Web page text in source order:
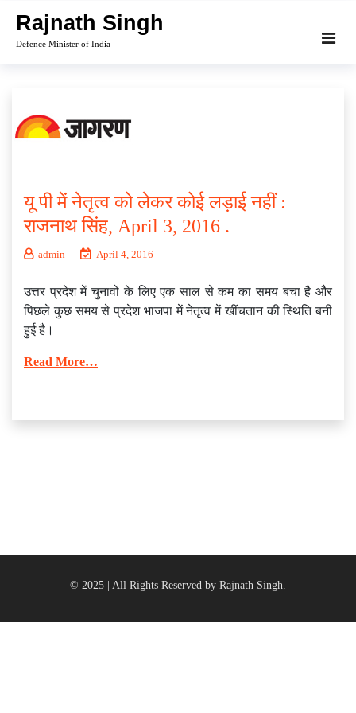
content
Rajnath Singh
Defence Minister of India
यू पी में नेतृत्व को लेकर कोई लड़ाई नहीं :
राजनाथ सिंह, April 3, 2016 .
admin April 4, 2016
उत्तर प्रदेश में चुनावों के लिए एक साल से कम का समय बचा है और
पिछले कुछ समय से प्रदेश भाजपा में नेतृत्व में खींचतान की स्थिति बनी
हुई है।
Read More…
© 2025 | All Rights Reserved by Rajnath Singh.